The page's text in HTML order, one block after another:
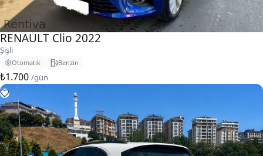
RENAULT Clio 2022
Şişli
Otomatik Benzin
₺1.700 /gün